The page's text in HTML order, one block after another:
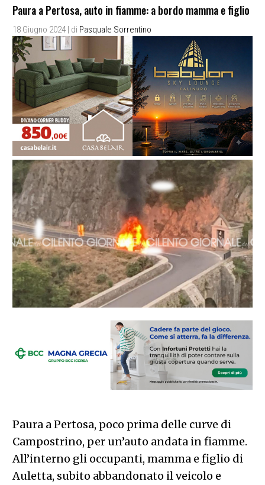
Paura a Pertosa, auto in fiamme: a bordo mamma e figlio
18 Giugno 2024 | di Pasquale Sorrentino
Paura a Pertosa, poco prima delle curve di
Campostrino, per un’auto andata in fiamme.
All’interno gli occupanti, mamma e figlio di
Auletta, subito abbandonato il veicolo e